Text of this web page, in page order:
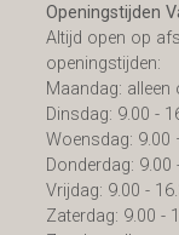
Openingstijden
Altijd open op
openingstijden:
Maandag:
Dinsdag: 9.00 -
Woensdag: 9.00
Donderdag: 9.00
Vrijdag: 9.00 -
Zaterdag: 9.00 -